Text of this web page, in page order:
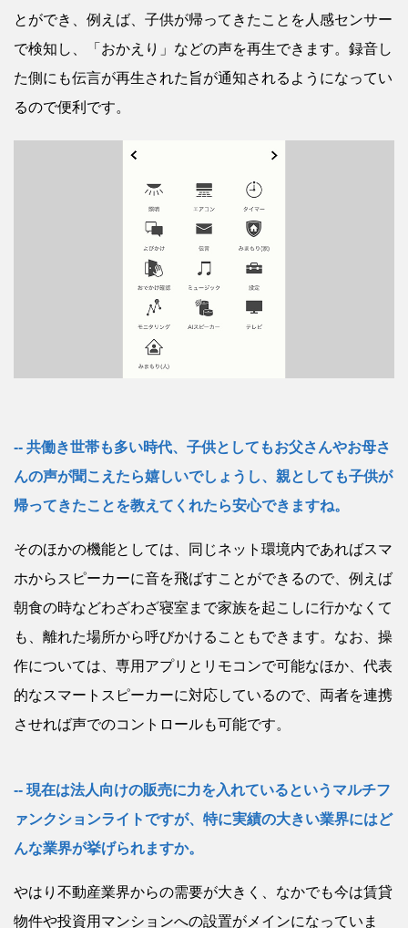
とができ、例えば、子供が帰ってきたことを人感センサー
で検知し、「おかえり」などの声を再生できます。録音し
た側にも伝言が再生された旨が通知されるようになってい
るので便利です。
共働き世帯も多い時代、子供としてもお父さんやお母さ
んの声が聞こえたら嬉しいでしょうし、親としても子供が
帰ってきたことを教えてくれたら安心できますね。
そのほかの機能としては、同じネット環境内であればスマ
ホからスピーカーに音を飛ばすことができるので、例えば
朝食の時などわざわざ寝室まで家族を起こしに行かなくて
も、離れた場所から呼びかけることもできます。なお、操
作については、専用アプリとリモコンで可能なほか、代表
的なスマートスピーカーに対応しているので、両者を連携
させれば声でのコントロールも可能です。
現在は法人向けの販売に力を入れているというマルチフ
ァンクションライトですが、特に実績の大きい業界にはど
んな業界が挙げられますか。
やはり不動産業界からの需要が大きく、なかでも今は賃貸
物件や投資用マンションへの設置がメインになっていま